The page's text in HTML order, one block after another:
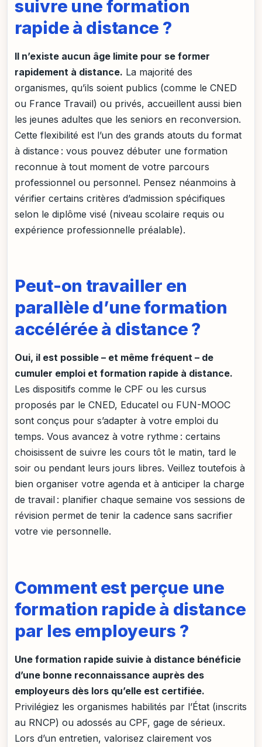
suivre une formation
rapide à distance ?
Il n’existe aucun âge limite pour se former
rapidement à distance. La majorité des
organismes, qu’ils soient publics (comme le CNED
ou France Travail) ou privés, accueillent aussi bien
les jeunes adultes que les seniors en reconversion.
Cette flexibilité est l’un des grands atouts du format
à distance : vous pouvez débuter une formation
reconnue à tout moment de votre parcours
professionnel ou personnel. Pensez néanmoins à
vérifier certains critères d’admission spécifiques
selon le diplôme visé (niveau scolaire requis ou
expérience professionnelle préalable).
Peut-on travailler en
parallèle d’une formation
accélérée à distance ?
Oui, il est possible – et même fréquent – de
cumuler emploi et formation rapide à distance.
Les dispositifs comme le CPF ou les cursus
proposés par le CNED, Educatel ou FUN-MOOC
sont conçus pour s’adapter à votre emploi du
temps. Vous avancez à votre rythme : certains
choisissent de suivre les cours tôt le matin, tard le
soir ou pendant leurs jours libres. Veillez toutefois à
bien organiser votre agenda et à anticiper la charge
de travail : planifier chaque semaine vos sessions de
révision permet de tenir la cadence sans sacrifier
votre vie personnelle.
Comment est perçue une
formation rapide à distance
par les employeurs ?
Une formation rapide suivie à distance bénéficie
d’une bonne reconnaissance auprès des
employeurs dès lors qu’elle est certifiée.
Privilégiez les organismes habilités par l’État (inscrits
au RNCP) ou adossés au CPF, gage de sérieux.
Lors d’un entretien, valorisez clairement vos